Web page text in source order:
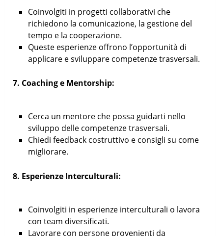
Coinvolgiti in progetti collaborativi che
richiedono la comunicazione, la gestione del
tempo e la cooperazione.
Queste esperienze offrono l’opportunità di
applicare e sviluppare competenze trasversali.
7. Coaching e Mentorship:
Cerca un mentore che possa guidarti nello
sviluppo delle competenze trasversali.
Chiedi feedback costruttivo e consigli su come
migliorare.
8. Esperienze Interculturali:
Coinvolgiti in esperienze interculturali o lavora
con team diversificati.
Lavorare con persone provenienti da